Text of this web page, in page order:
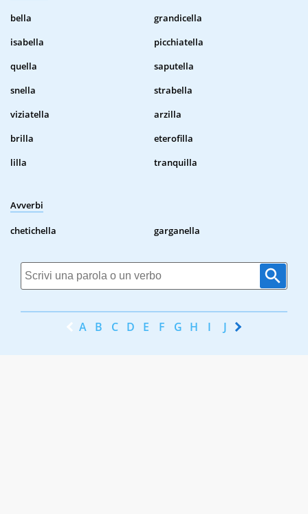
bella
grandicella
isabella
picchiatella
quella
saputella
snella
strabella
viziatella
arzilla
brilla
eterofilla
lilla
tranquilla
Avverbi
chetichella garganella
A B C D E F G H I J K